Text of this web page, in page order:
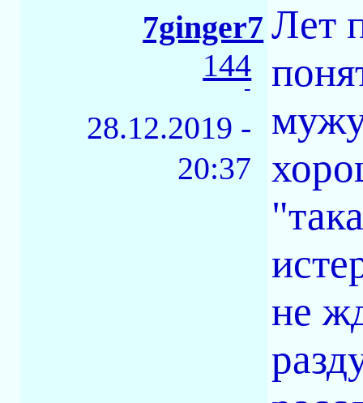
7ginger7
144
-
28.12.2019 -
20:37
Лет
не